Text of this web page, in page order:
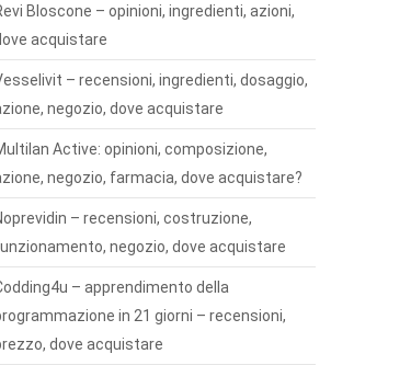
Bloscone – opinioni, ingredienti, azioni,
acquistare
– recensioni, ingredienti, dosaggio,
negozio, dove acquistare
Active: opinioni, composizione,
negozio, farmacia, dove acquistare?
– recensioni, costruzione,
negozio, dove acquistare
– apprendimento della
in 21 giorni – recensioni,
dove acquistare